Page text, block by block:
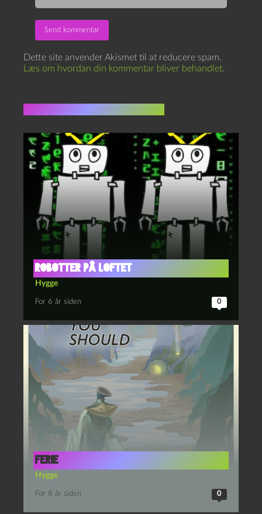
Dette site anvender Akismet til at reducere spam.
Læs om hvordan din kommentar bliver behandlet.
Robotter på loftet
Hygge
For 6 år siden 0
Ferie
Hygge
For 8 år siden 0